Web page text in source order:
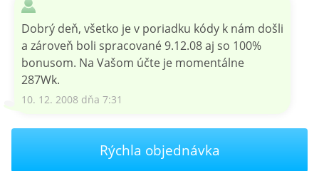
Dobrý deň, všetko je v poriadku kódy k nám došli
a zároveň boli spracované 9.12.08 aj so 100%
bonusom. Na Vašom účte je momentálne
287Wk.
10. 12. 2008 dňa 7:31
Rýchla objednávka